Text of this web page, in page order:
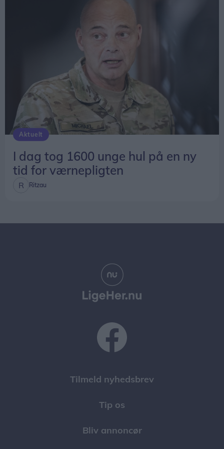
Aktuelt
I dag tog 1600 unge hul på en ny
tid for værnepligten
Ritzau
Tilmeld nyhedsbrev
Tip os
Bliv annoncør